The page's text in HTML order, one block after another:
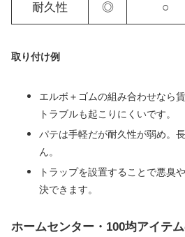
耐久性 ◎ ○
取り付け例
エルボ＋ゴムの組み合わせなら
トラブルも起こりにくいです。
パテは手軽だが耐久性が弱め。
ん。
トラップを設置することで悪臭
決できます。
ホームセンター・100均アイテ